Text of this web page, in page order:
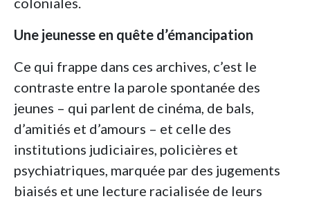
Une jeunesse en quête d’émancipation
Ce qui frappe dans ces archives, c’est le
contraste entre la parole spontanée des
jeunes – qui parlent de cinéma, de bals,
d’amitiés et d’amours – et celle des
institutions judiciaires, policières et
psychiatriques, marquée par des jugements
biaisés et une lecture racialisée de leurs